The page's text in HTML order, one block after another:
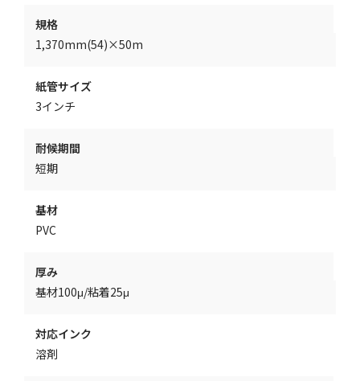
規格
1,370mm(54)×50m
紙管サイズ
3インチ
耐候期間
短期
基材
PVC
厚み
基材100μ/粘着25μ
対応インク
溶剤